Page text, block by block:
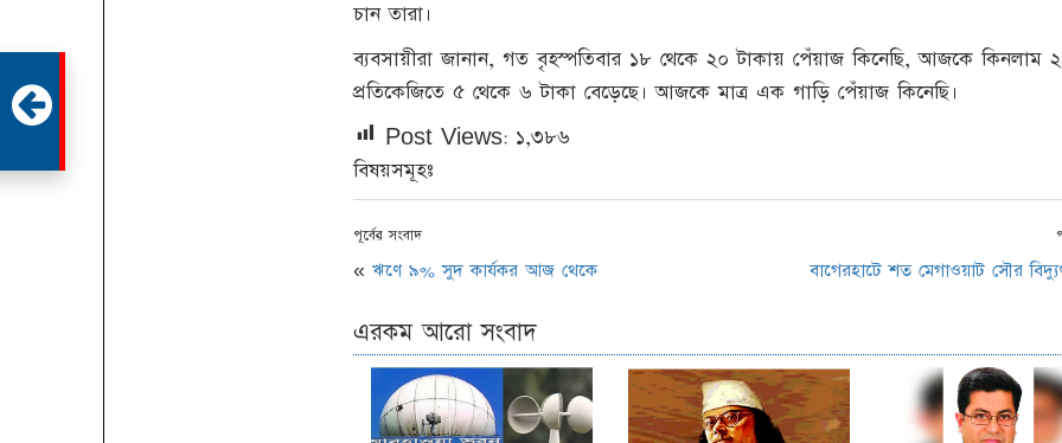
চান তারা।
ব্যবসায়ীরা জানান, গত বৃহস্পতিবার ১৮ থেকে ২০ টাকায় পেঁয়াজ কিনেছি, আজকে কিনলাম
প্রতিকেজিতে ৫ থেকে ৬ টাকা বেড়েছে। আজকে মাত্র এক গাড়ি পেঁয়াজ কিনেছি।
Post Views: ১,৩৮৬
বিষয়সমূহঃ
পূর্বের সংবাদ
« ঋণে ৯% সুদ কার্যকর আজ থেকে বাগেরহাটে শত মেগাওয়াট সৌর
এরকম আরো সংবাদ